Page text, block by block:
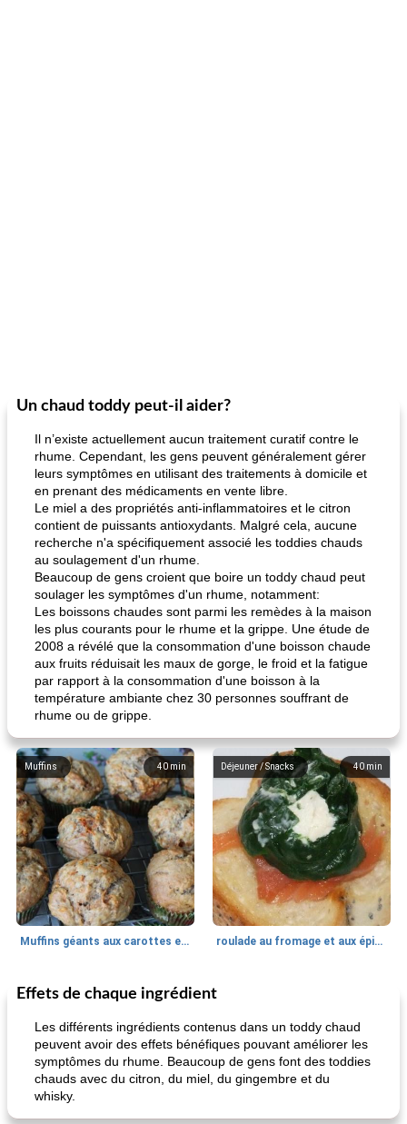
Un chaud toddy peut-il aider?
Il n’existe actuellement aucun traitement curatif contre le
rhume. Cependant, les gens peuvent généralement gérer
leurs symptômes en utilisant des traitements à domicile et
en prenant des médicaments en vente libre.
Le miel a des propriétés anti-inflammatoires et le citron
contient de puissants antioxydants. Malgré cela, aucune
recherche n'a spécifiquement associé les toddies chauds
au soulagement d'un rhume.
Beaucoup de gens croient que boire un toddy chaud peut
soulager les symptômes d'un rhume, notamment:
Les boissons chaudes sont parmi les remèdes à la maison
les plus courants pour le rhume et la grippe. Une étude de
2008 a révélé que la consommation d'une boisson chaude
aux fruits réduisait les maux de gorge, le froid et la fatigue
par rapport à la consommation d'une boisson à la
température ambiante chez 30 personnes souffrant de
rhume ou de grippe.
40 min
Muffins
Muffins géants aux carottes et à la banane de Nif
40 min
Déjeuner / Snacks
roulade au fromage et aux épinards
30min
Marques de confiance: recettes et
Effets de chaque ingrédient
Les différents ingrédients contenus dans un toddy chaud
peuvent avoir des effets bénéfiques pouvant améliorer les
symptômes du rhume. Beaucoup de gens font des toddies
chauds avec du citron, du miel, du gingembre et du
whisky.